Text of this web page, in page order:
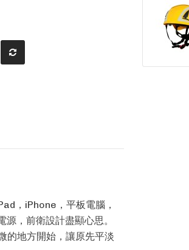
，iPhone，平板電腦，
，前衛設計盡顯心思。
的地方開始，讓原先平淡